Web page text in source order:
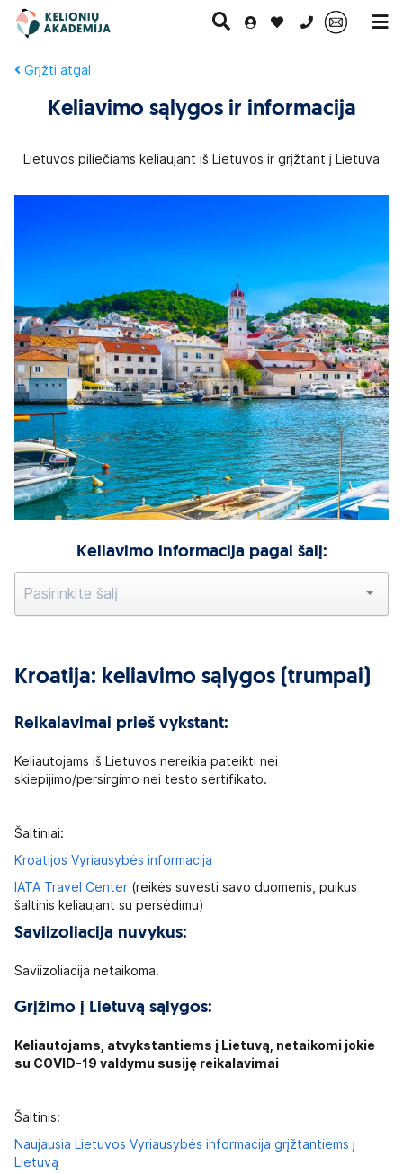
0 700 11007
Keliavimo sąlygos ir informacija
Lietuvos piliečiams keliaujant iš Lietuvos ir grįžtant į Lietuva
Keliavimo informacija pagal šalį:
Kroatija: keliavimo sąlygos (trumpai)
Reikalavimai prieš vykstant:
Keliautojams iš Lietuvos nereikia pateikti nei
skiepijimo/persirgimo nei testo sertifikato.
Šaltiniai:
Kroatijos Vyriausybės informacija
IATA Travel Center (reikės suvesti savo duomenis, puikus
šaltinis keliaujant su persėdimu)
Saviizoliacija nuvykus:
Saviizoliacija netaikoma.
Grįžimo į Lietuvą sąlygos:
Keliautojams, atvykstantiems į Lietuvą, netaikomi jokie
su COVID-19 valdymu susiję reikalavimai
Šaltinis:
Naujausia Lietuvos Vyriausybės informacija grįžtantiems į
Lietuvą